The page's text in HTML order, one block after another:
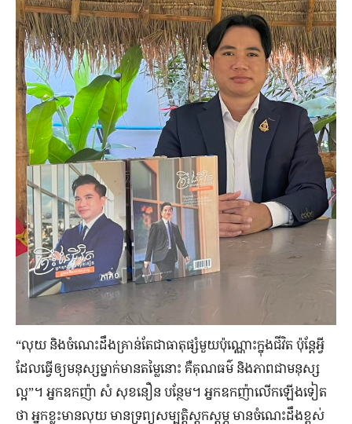
“លុយ និង​ចំណេះដឹង​គ្រាន់តែ​ជា​ធាតុផ្សំ​មួយ​ប៉ុណ្ណោះ​ក្នុង​ជីវិត ប៉ុន្តែ​អ្វី​
ដែល​ធ្វើ​ឲ្យ​មនុស្ស​ម្នាក់​មាន​តម្លៃ​នោះ គឺ​គុណធម៌ និង​ភាព​ជា​មនុស្ស​
ល្អ”។ អ្នកឧកញ៉ា សំ សុខនឿន បន្ថែម។ អ្នក​ឧកញ៉ា​លើក​ឡើង​ទៀត​
ថា អ្នក​ខ្លះ​មាន​លុយ មាន​ទ្រព្យ​សម្បត្តិ​ស្ដុកស្ដម្ភ មាន​ចំណេះដឹង​ខ្ពស់